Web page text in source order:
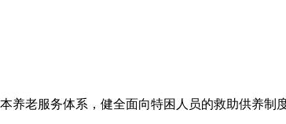
养老服务体系，健全面向特困人员的救助供养制